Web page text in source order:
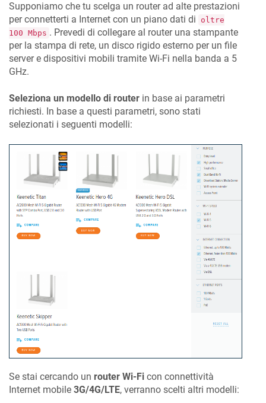
Supponiamo che tu scelga un router ad alte prestazioni
per connetterti a Internet con un piano dati di
oltre
100 Mbps . Prevedi di collegare al router una stampante
per la stampa di rete, un disco rigido esterno per un file
server e dispositivi mobili tramite Wi-Fi nella banda a 5
GHz.
Seleziona un modello di router in base ai parametri
richiesti. In base a questi parametri, sono stati
selezionati i seguenti modelli:
Se stai cercando un router Wi-Fi con connettività
Internet mobile 3G/4G/LTE, verranno scelti altri modelli: